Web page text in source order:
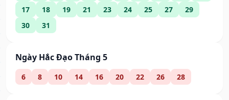
17
18 19 21 23 24 25 27
29
30
31
Ngày Hắc Đạo Tháng 5
6 8 10 14 16 20 22 26 28